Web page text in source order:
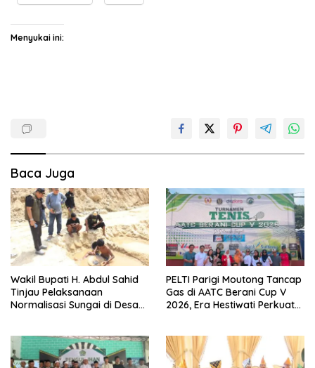
Menyukai ini:
Baca Juga
Wakil Bupati H. Abdul Sahid
Tinjau Pelaksanaan
Normalisasi Sungai di Desa
PELTI Parigi Moutong Tancap
Gas di AATC Berani Cup V
2026, Era Hestiwati Perkuat